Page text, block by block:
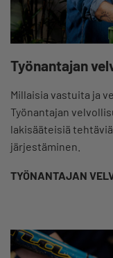
Työnantajan
Millaisia vastuita ja
Työnantajan
lakisääteisiä
järjestäminen.
TYÖNANTAJAN